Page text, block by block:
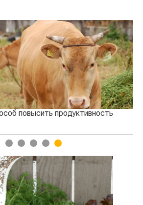
повысить продуктивность
1 2 3 4 5